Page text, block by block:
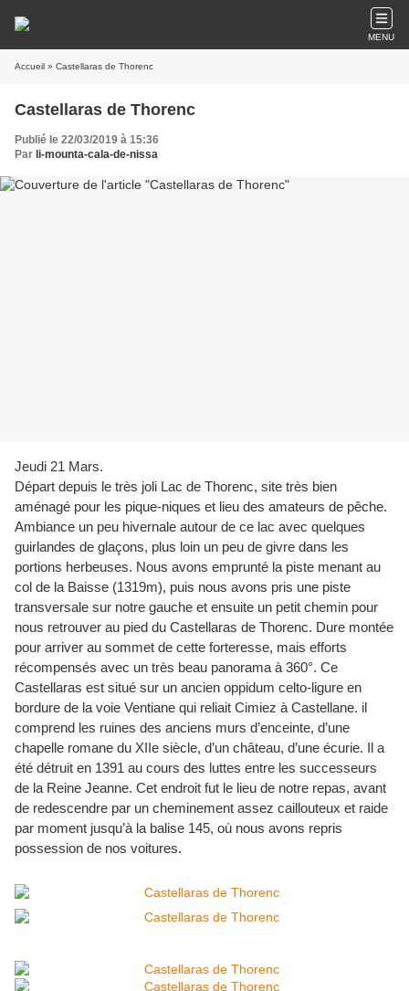
MENU
Accueil » Castellaras de Thorenc
Castellaras de Thorenc
Publié le 22/03/2019 à 15:36
Par li-mounta-cala-de-nissa
Jeudi 21 Mars.
Départ depuis le très joli Lac de Thorenc, site très bien
aménagé pour les pique-niques et lieu des amateurs de pêche.
Ambiance un peu hivernale autour de ce lac avec quelques
guirlandes de glaçons, plus loin un peu de givre dans les
portions herbeuses. Nous avons emprunté la piste menant au
col de la Baisse (1319m), puis nous avons pris une piste
transversale sur notre gauche et ensuite un petit chemin pour
nous retrouver au pied du Castellaras de Thorenc. Dure montée
pour arriver au sommet de cette forteresse, mais efforts
récompensés avec un très beau panorama à 360°. Ce
Castellaras est situé sur un ancien oppidum celto-ligure en
bordure de la voie Ventiane qui reliait Cimiez à Castellane. il
comprend les ruines des anciens murs d’enceinte, d’une
chapelle romane du XIIe siècle, d’un château, d’une écurie. Il a
été détruit en 1391 au cours des luttes entre les successeurs
de la Reine Jeanne. Cet endroit fut le lieu de notre repas, avant
de redescendre par un cheminement assez caillouteux et raide
par moment jusqu’à la balise 145, où nous avons repris
possession de nos voitures.